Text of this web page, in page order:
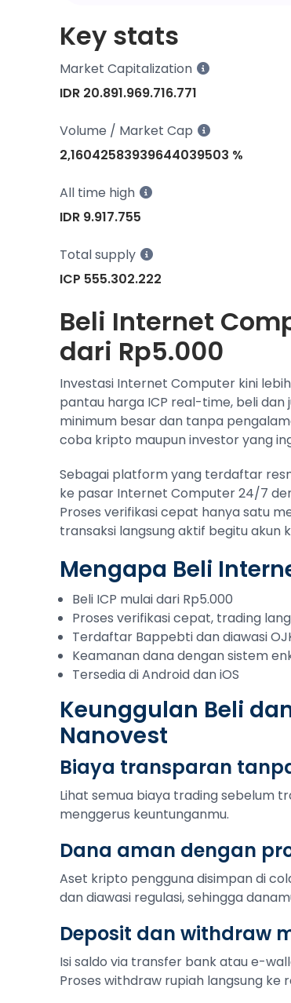
Key stats
Market Capitalization
IDR 20.891.969.716.771
Volume / Market Cap
2,16042583939644039503 %
All time high
IDR 9.917.755
Total supply
ICP 555.302.222
Beli Internet
dari Rp5.000
Investasi Internet Computer kini
pantau harga ICP real-time, beli
minimum besar dan tanpa
coba kripto maupun investor yang
Sebagai platform yang terdaftar
ke pasar Internet Computer 24/7
Proses verifikasi cepat hanya satu
transaksi langsung aktif begitu akun
Mengapa Beli
Beli ICP mulai dari Rp5.000
Proses verifikasi cepat, trading
Terdaftar Bappebti dan diawasi
Keamanan dana dengan sistem
Tersedia di Android dan iOS
Keunggulan Beli
Nanovest
Biaya transparan
Lihat semua biaya trading sebelum
menggerus keuntunganmu.
Dana aman dengan
Aset kripto pengguna disimpan di
dan diawasi regulasi, sehingga
Deposit dan withdraw
Isi saldo via transfer bank atau e-
Proses withdraw rupiah langsung